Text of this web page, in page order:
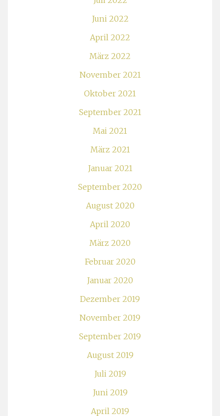
Juni 2022
April 2022
März 2022
November 2021
Oktober 2021
September 2021
Mai 2021
März 2021
Januar 2021
September 2020
August 2020
April 2020
März 2020
Februar 2020
Januar 2020
Dezember 2019
November 2019
September 2019
August 2019
Juli 2019
Juni 2019
April 2019